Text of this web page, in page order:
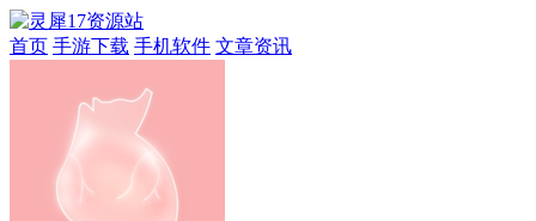
首页 手游下载 手机软件 文章资讯